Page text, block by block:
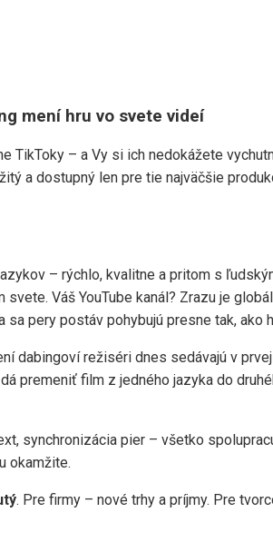
mení hru vo svete videí
TikToky – a Vy si ich nedokážete
a dostupný len pre tie najväčšie
– rýchlo, kvalitne a pritom s
Váš YouTube kanál? Zrazu je
sa pery postáv pohybujú presne tak, ako
dabingoví režiséri dnes sedávajú v
premeniť film z jedného jazyka do
synchronizácia pier – všetko
okamžite.
. Pre firmy – nové trhy a príjmy. Pre